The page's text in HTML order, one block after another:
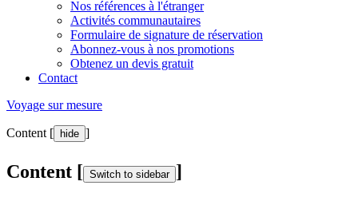
Nos références à l'étranger
Activités communautaires
Formulaire de signature de réservation
Abonnez-vous à nos promotions
Obtenez un devis gratuit
Contact
Voyage sur mesure
Content [ hide ]
Content [ Switch to sidebar ]